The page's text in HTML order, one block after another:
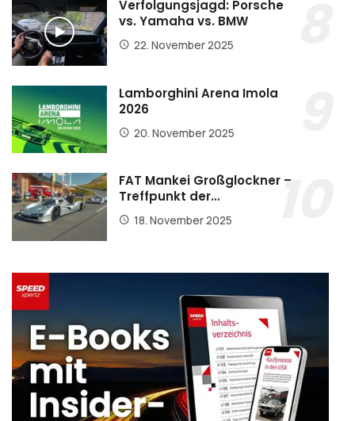
Verfolgungsjagd: Porsche
vs. Yamaha vs. BMW
22. November 2025
Lamborghini Arena Imola
2026
20. November 2025
FAT Mankei Großglockner –
Treffpunkt der…
18. November 2025